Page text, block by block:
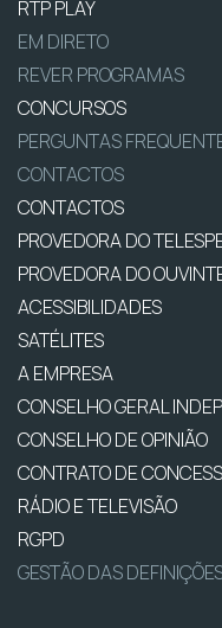
RTP PLAY
EM DIRETO
REVER PROGRAMAS
CONCURSOS
PERGUNTAS
CONTACTOS
CONTACTOS
PROVEDORA DO
PROVEDORA DO
ACESSIBILIDADES
SATÉLITES
A EMPRESA
CONSELHO GERAL
CONSELHO DE OPINIÃO
CONTRATO DE
RÁDIO E TELEVISÃO
RGPD
GESTÃO DAS